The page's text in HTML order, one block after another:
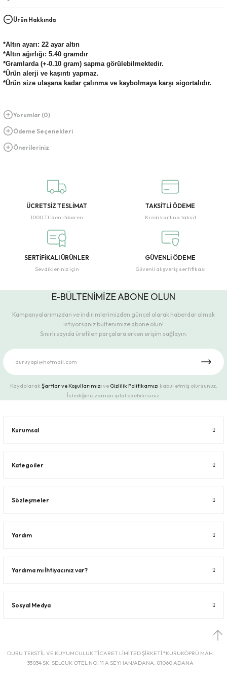
Ürün Hakkında
*Altın ayarı: 22 ayar altın
*Altın ağırlığı: 5.40 gramdır
*Gramlarda (+-0.10 gram) sapma görülebilmektedir.
*Ürün alerji ve kaşıntı yapmaz.
*Ürün size ulaşana kadar çalınma ve kaybolmaya karşı sigortalıdır.
Yorumlar (0)
Ödeme Seçenekleri
Önerileriniz
ÜCRETSİZ TESLİMAT
1000 TL’den itibaren
TAKSİTLİ ÖDEME
Kredi kartına taksit
SERTİFİKALI ÜRÜNLER
Sevdikleriniz için
GÜVENLİ ÖDEME
Güvenli alışveriş sertifikası
E-BÜLTENİMİZE ABONE OLUN
Kampanyalarımızdan ve indirimlerimizden güncel olarak haberdar olmak
istiyorsanız bültenimize abone olun!
Sınırlı sayıda üretilen parçalara erken erişim sağlayın.
Kaydolarak Şartlar ve Koşullarımızı ve Gizlilik Politikamızı kabul etmiş olursunuz.
İstediğiniz zaman iptal edebilirsiniz.
Kurumsal
Kategoiler
Sözleşmeler
Yardım
Yardıma mı İhtiyacınız var?
Sosyal Medya
DURU TEKSTİL VE KUYUMCULUK TİCARET LİMİTED ŞİRKETİ *KURUKÖPRÜ MAH.
33034 SK. SELCUK OTEL NO: 11 A SEYHAN/ADANA, 01060 ADANA